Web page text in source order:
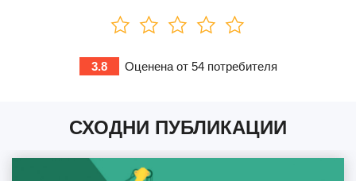
3.8 Оценена от 54потребителя
СХОДНИ ПУБЛИКАЦИИ